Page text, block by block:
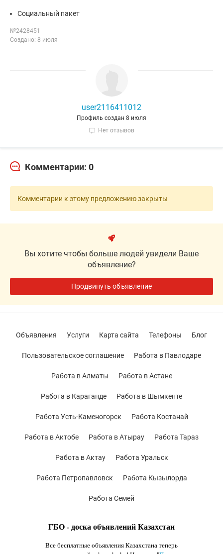
Социальный пакет
№2428451
Создано: 8 июля
user2116411012
Профиль создан 8 июля
Нет отзывов
Комментарии: 0
Комментарии к этому предложению закрыты
Вы хотите чтобы больше людей увидели Ваше
объявление?
Продвинуть объявление
ГБО - доска объявлений Казахстан
Все бесплатные объявления Казахстана теперь
Объявления Услуги Карта сайта Телефоны Блог
Пользовательское соглашение Работа в Павлодаре
Работа в Алматы Работа в Астане
Работа в Караганде Работа в Шымкенте
Работа Усть-Каменогорск Работа Костанай
Работа в Актобе Работа в Атырау Работа Тараз
Работа в Актау Работа Уральск
Работа Петропавловск Работа Кызылорда
Работа Семей